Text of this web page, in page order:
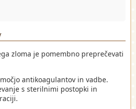
zloma je pomembno preprečevati
antikoagulantov in vadbe.
s sterilnimi postopki in